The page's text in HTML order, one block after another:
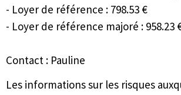
- Loyer de référence : 798.53 €
- Loyer de référence majoré : 958.23
Contact : Pauline
Les informations sur les risques